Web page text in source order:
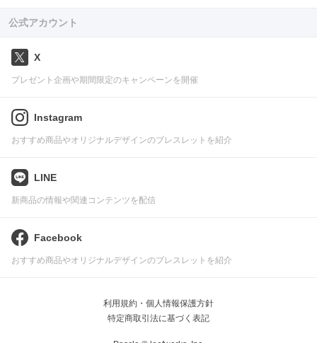
公式アカウント
X
プレゼント企画や期間限定のキャンペーンを開催
Instagram
おすすめ商品やオリジナルデザインのブレスレットを紹介
LINE
新商品の情報や関連コンテンツを配信
Facebook
おすすめ商品やオリジナルデザインのブレスレットを紹介
利用規約・個人情報保護方針
特定商取引法に基づく表記